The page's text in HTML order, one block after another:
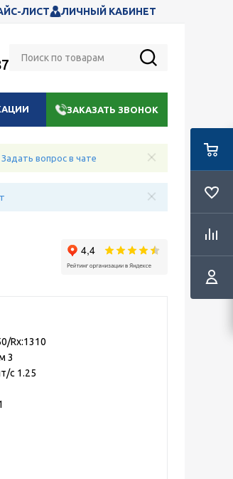
ЛИСТ ЛИЧНЫЙ КАБИНЕТ
ЗАКАЗАТЬ ЗВОНОК
Задать вопрос в чате
Rx:1310
3
с 1.25